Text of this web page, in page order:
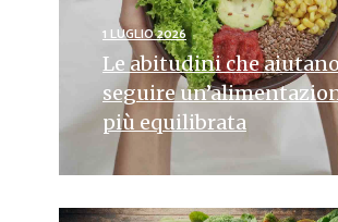
1 LUGLIO 2026
Le abitudini che
seguire
più equilibrata